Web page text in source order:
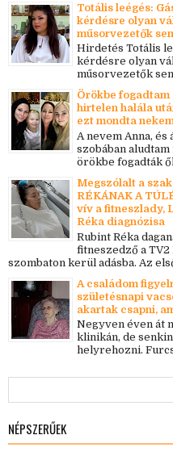
Totális leégés:
kérdésre olyan
műsorvezetők
Hirdetés Totális
kérdésre olyan
műsorvezetők
Örökbe
hirtelen halála
ezt mondta
A nevem Anna,
szobában
örökbe fogadták
Megszólalt a
RÉKÁNAK A
vív a fitneszlady,
Réka diagnózisa
Rubint Réka
fitneszedző a TV2
szombaton kerül adásba. Az
A családom
születésnapi
akartak csapni,
Negyven éven át
klinikán, de
helyrehozni.
NÉPSZERŰEK